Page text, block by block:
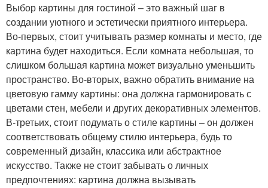
Выбор картины для гостиной – это важный шаг в
создании уютного и эстетически приятного интерьера.
Во-первых, стоит учитывать размер комнаты и место, где
картина будет находиться. Если комната небольшая, то
слишком большая картина может визуально уменьшить
пространство. Во-вторых, важно обратить внимание на
цветовую гамму картины: она должна гармонировать с
цветами стен, мебели и других декоративных элементов.
В-третьих, стоит подумать о стиле картины – он должен
соответствовать общему стилю интерьера, будь то
современный дизайн, классика или абстрактное
искусство. Также не стоит забывать о личных
предпочтениях: картина должна вызывать